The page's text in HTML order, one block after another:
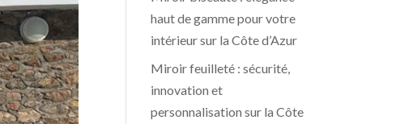
haut de gamme pour votre
intérieur sur la Côte d’Azur
Miroir feuilleté : sécurité,
innovation et
personnalisation sur la Côte